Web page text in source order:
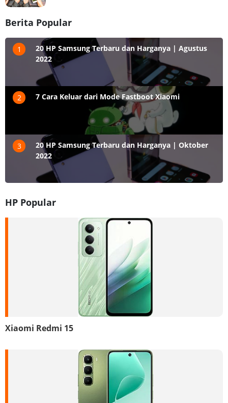
Berita Popular
1
20 HP Samsung Terbaru dan Harganya | Agustus
2022
2 7 Cara Keluar dari Mode Fastboot Xiaomi
3
20 HP Samsung Terbaru dan Harganya | Oktober
2022
HP Popular
Xiaomi Redmi 15